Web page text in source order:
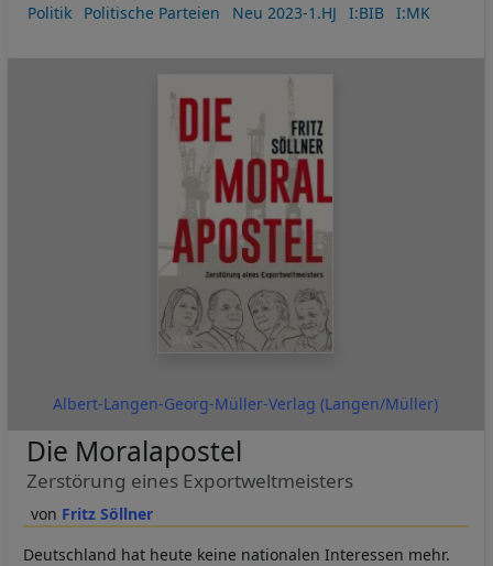
Politik
Politische Parteien Neu 2023-1.HJ I:BIB I:MK
Albert-Langen-Georg-Müller-Verlag (Langen/Müller)
Fritz Söllner
Die Moralapostel
Zerstörung eines Exportweltmeisters
Deutschland hat heute keine nationalen Interessen mehr.